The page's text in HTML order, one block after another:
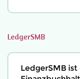
LedgerSMB
LedgerSMB